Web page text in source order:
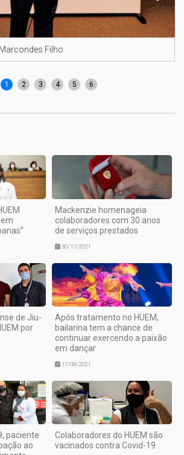
Filho
1 2 3 4 5 6
Mackenzie homenageia
colaboradores com 30 anos
de serviços prestados
30/11/2021
de Jiu-
por
Após tratamento no HUEM,
bailarina tem a chance de
continuar exercendo a paixão
em dançar
17/08/2021
paciente
ao
Colaboradores do HUEM são
vacinados contra Covid-19